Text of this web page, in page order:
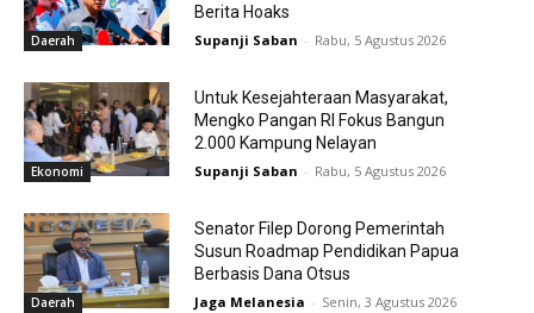
Daerah
Berita Hoaks
Supanji Saban - Rabu, 5 Agustus 2026
Ekonomi
Untuk Kesejahteraan Masyarakat,
Mengko Pangan RI Fokus Bangun
2.000 Kampung Nelayan
Supanji Saban - Rabu, 5 Agustus 2026
Daerah
Senator Filep Dorong Pemerintah
Susun Roadmap Pendidikan Papua
Berbasis Dana Otsus
Jaga Melanesia - Senin, 3 Agustus 2026